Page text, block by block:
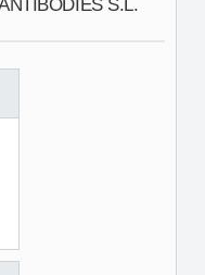
S.L.